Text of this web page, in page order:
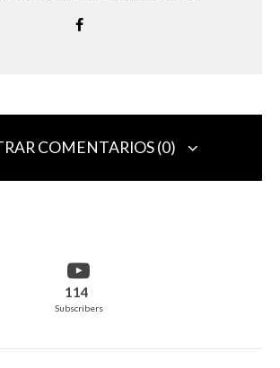
COMENTARIOS (0)
electrónico no será publicada.
con
114
Subscribers